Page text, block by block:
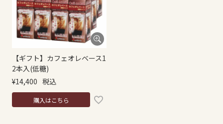
【ギフト】カフェオレベース1
2本入(低糖)
¥14,400 税込
購入はこちら